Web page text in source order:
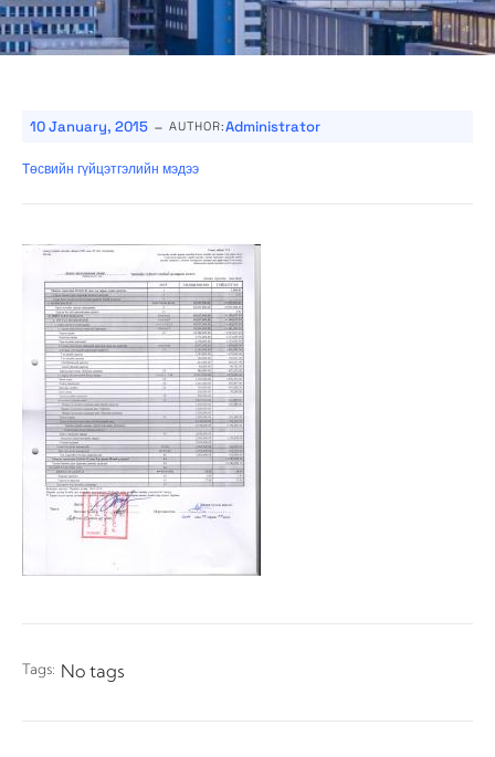
10 January, 2015 - AUTHOR:Administrator
Төсвийн гүйцэтгэлийн мэдээ
Tags: No tags